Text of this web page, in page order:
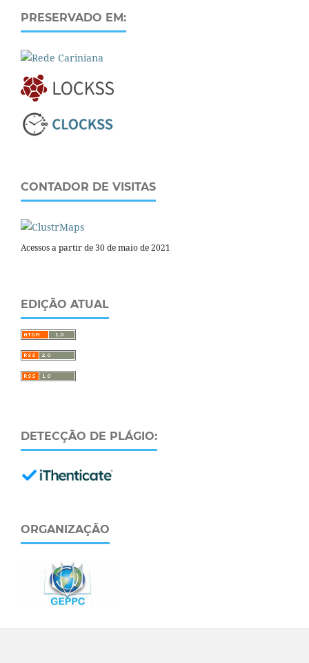
PRESERVADO EM:
CONTADOR DE VISITAS
Acessos a partir de 30 de maio de 2021
EDIÇÃO ATUAL
DETECÇÃO DE PLÁGIO:
ORGANIZAÇÃO